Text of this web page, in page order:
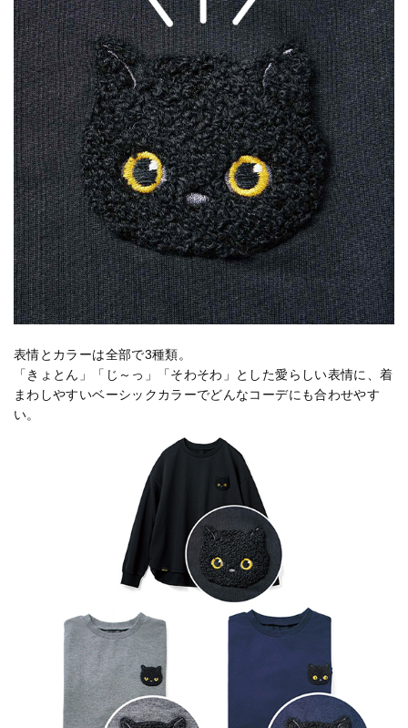
表情とカラーは全部で3種類。
「きょとん」「じ～っ」「そわそわ」とした愛らしい表情に、着
まわしやすいベーシックカラーでどんなコーデにも合わせやす
い。